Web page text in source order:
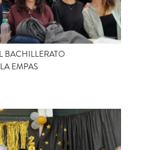
BACHILLERATO
EMPAS